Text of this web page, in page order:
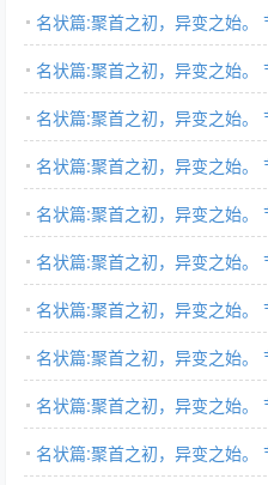
名状篇:聚首之初，异变之始。
名状篇:聚首之初，异变之始。
名状篇:聚首之初，异变之始。
名状篇:聚首之初，异变之始。
名状篇:聚首之初，异变之始。
名状篇:聚首之初，异变之始。
名状篇:聚首之初，异变之始。
名状篇:聚首之初，异变之始。
名状篇:聚首之初，异变之始。
名状篇:聚首之初，异变之始。